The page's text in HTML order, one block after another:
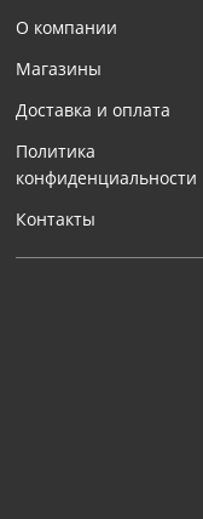
О компании
Магазины
Доставка и оплата
Политика
конфиденциальности
Контакты